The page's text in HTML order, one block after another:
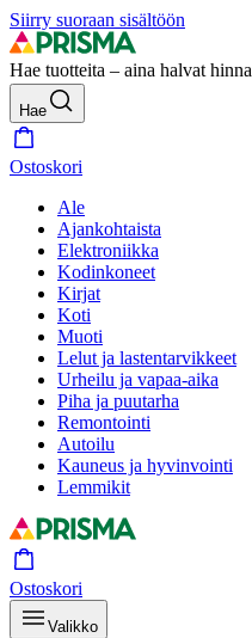
Siirry suoraan sisältöön
Hae tuotteita – aina halvat
Hae
Ostoskori
Ale
Ajankohtaista
Elektroniikka
Kodinkoneet
Kirjat
Koti
Muoti
Lelut ja lastentarvikkeet
Urheilu ja vapaa-aika
Piha ja puutarha
Remontointi
Autoilu
Kauneus ja hyvinvointi
Lemmikit
Ostoskori
Valikko